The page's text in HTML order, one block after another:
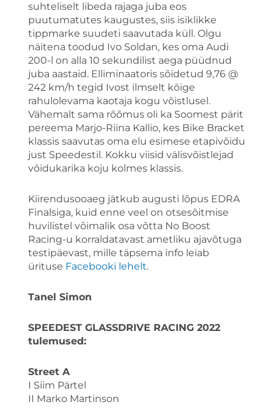
suhteliselt libeda rajaga juba eos
puutumatutes kaugustes, siis isiklikke
tippmarke suudeti saavutada küll. Olgu
näitena toodud Ivo Soldan, kes oma Audi
200-l on alla 10 sekundilist aega püüdnud
juba aastaid. Elliminaatoris sõidetud 9,76 @
242 km/h tegid Ivost ilmselt kõige
rahulolevama kaotaja kogu võistlusel.
Vähemalt sama rõõmus oli ka Soomest pärit
pereema Marjo-Riina Kallio, kes Bike Bracket
klassis saavutas oma elu esimese etapivõidu
just Speedestil. Kokku viisid välisvõistlejad
võidukarika koju kolmes klassis.
Kiirendusooaeg jätkub augusti lõpus EDRA
Finalsiga, kuid enne veel on otsesõitmise
huvilistel võimalik osa võtta No Boost
Racing-u korraldatavast ametliku ajavõtuga
testipäevast, mille täpsema info leiab
ürituse Facebooki lehelt.
Tanel Simon
SPEEDEST GLASSDRIVE RACING 2022
tulemused:
Street A
I Siim Pärtel
II Marko Martinson